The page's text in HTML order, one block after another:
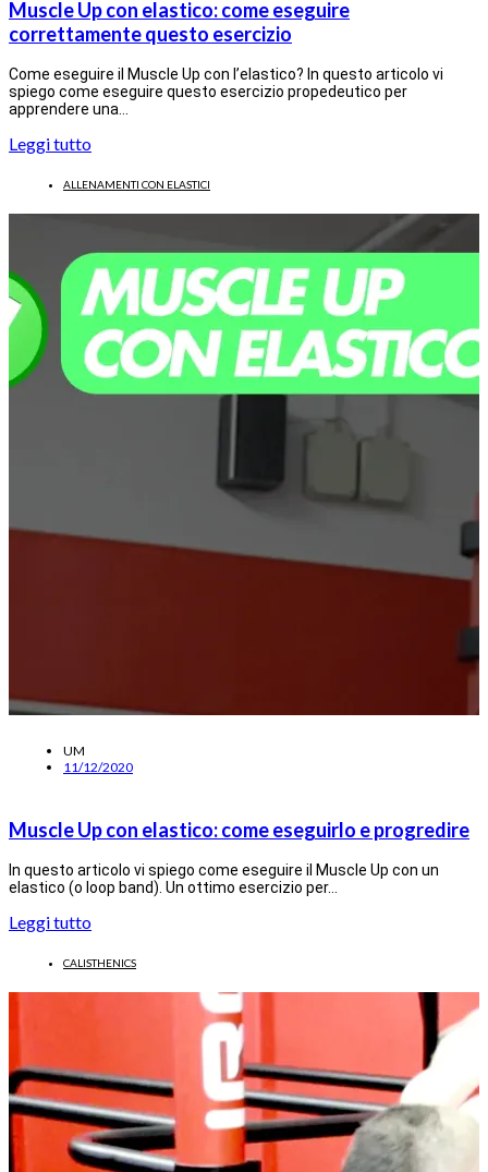
Muscle Up con elastico: come eseguire
correttamente questo esercizio
Come eseguire il Muscle Up con l’elastico? In questo articolo vi
spiego come eseguire questo esercizio propedeutico per
apprendere una…
Leggi tutto
ALLENAMENTI CON ELASTICI
UM
11/12/2020
Muscle Up con elastico: come eseguirlo e progredire
In questo articolo vi spiego come eseguire il Muscle Up con un
elastico (o loop band). Un ottimo esercizio per…
Leggi tutto
CALISTHENICS